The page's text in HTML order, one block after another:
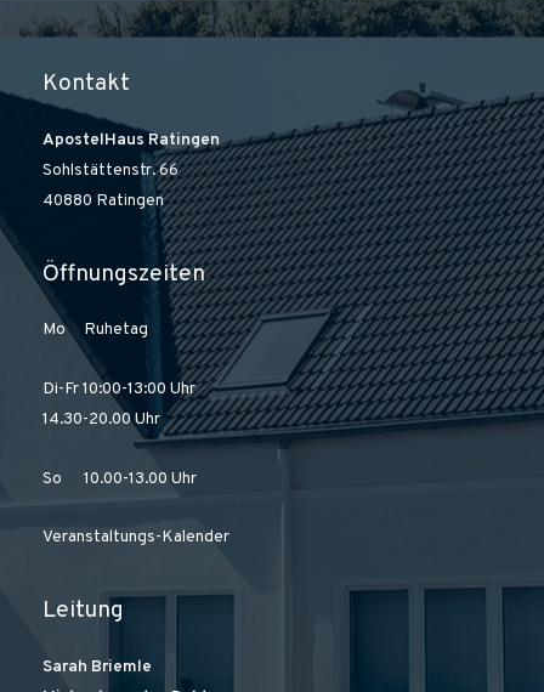
Kontakt
ApostelHaus Ratingen
Sohlstättenstr. 66
40880 Ratingen
Öffnungszeiten
Mo Ruhetag
Di-Fr 10:00-13:00 Uhr
14.30-20.00 Uhr
So 10.00-13.00 Uhr
Veranstaltungs-Kalender
Leitung
Sarah Briemle